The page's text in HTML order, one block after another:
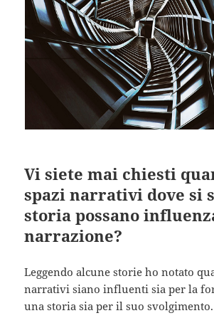
Vi siete mai chiesti
spazi narrativi dove si
storia possano
narrazione?
Leggendo alcune storie ho notato
narrativi siano influenti sia per la
una storia sia per il suo svolgimento.